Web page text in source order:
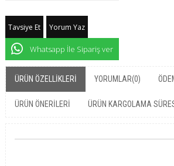
Tavsiye Et Yorum Yaz
Whatsapp İle Sipariş ver
ÜRÜN ÖZELLIKLERI YORUMLAR(0)
ÜRÜN ÖNERILERI ÜRÜN KARGOLAMA